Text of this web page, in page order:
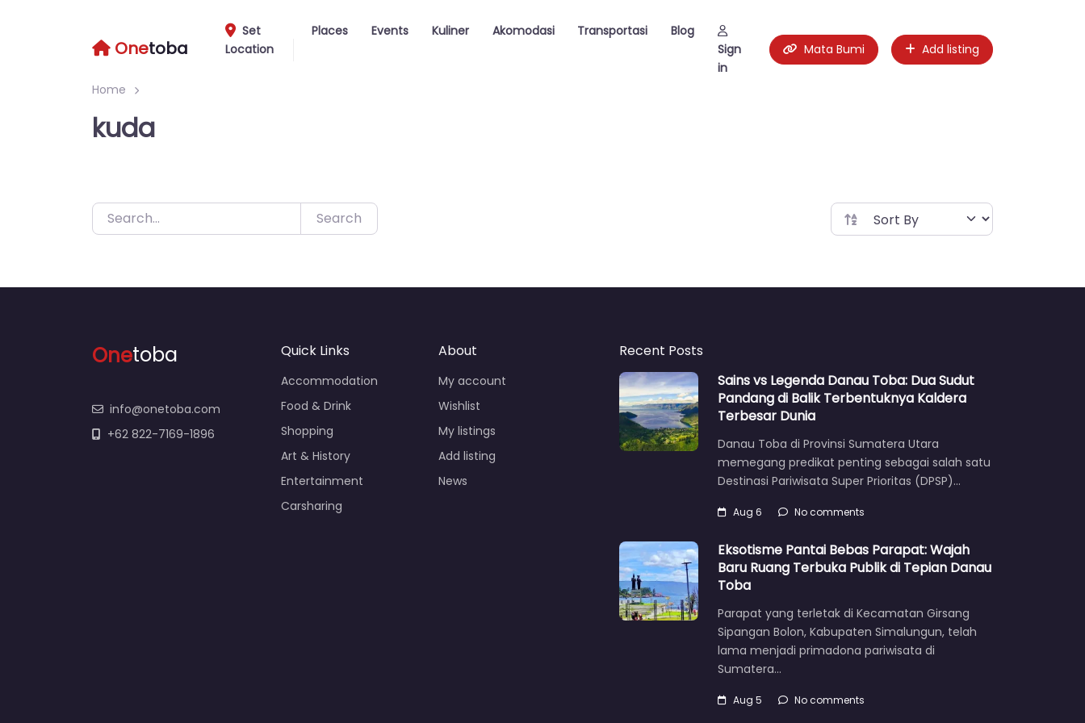
Onetoba
Set
Location
Places Events Kuliner Akomodasi Transportasi
Blog
Sign
in
Mata Bumi Add listing
Home
kuda
Search
Onetoba
info@onetoba.com
+62 822-7169-1896
Quick Links
Accommodation
Food & Drink
Shopping
Art & History
Entertainment
Carsharing
About
My account
Wishlist
My listings
Add listing
News
Recent Posts
Sains vs Legenda Danau Toba: Dua Sudut
Pandang di Balik Terbentuknya Kaldera
Terbesar Dunia
Danau Toba di Provinsi Sumatera Utara
memegang predikat penting sebagai salah satu
Destinasi Pariwisata Super Prioritas (DPSP)…
Aug 6 No comments
Eksotisme Pantai Bebas Parapat: Wajah
Baru Ruang Terbuka Publik di Tepian Danau
Toba
Parapat yang terletak di Kecamatan Girsang
Sipangan Bolon, Kabupaten Simalungun, telah
lama menjadi primadona pariwisata di
Sumatera…
Aug 5 No comments